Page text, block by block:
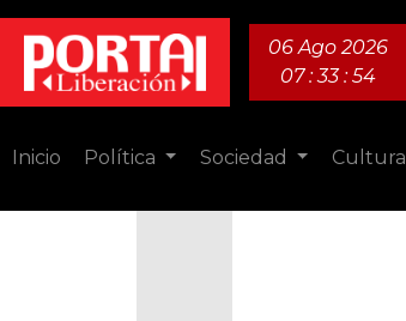
06 Ago 2026
07 : 33 : 55
Inicio Política Sociedad Cultura